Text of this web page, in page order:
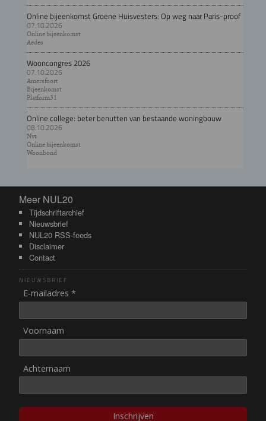
Online bijeenkomst Groene Huisvesters: Op weg naar Paris-proof
07.10.2026
Online bijeenkomst
Aedes
Wooncongres 2026
07.10.2026
Amersfoort
Bijeenkomst
Platform31
Online college: beter benutten van bestaande woningbouw
08.10.2026
Nvt
Online bijeenkomst
Woonbond
Meer NUL20
Meer NUL20
Tijdschriftarchief
Nieuwsbrief
NUL20 RSS-feeds
Disclaimer
Contact
NIEUWSBRIEF
E-mailadres *
Voornaam
Achternaam
Inschrijven